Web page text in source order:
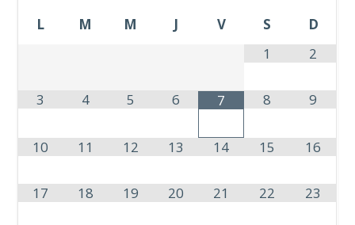
L M M J V S
D
1
2
3 4 5 6 7 8 9
10 11 12 13 14 15 16
17 18 19 20 21 22 23